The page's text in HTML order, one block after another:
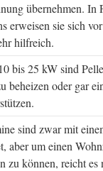
übernehmen. In
erweisen sie sich
hilfreich.
bis 25 kW sind
beheizen oder gar
sind zwar mit
aber um einen
zu können, reicht es